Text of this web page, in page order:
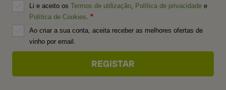
Li e aceito os Termos de utilização Política de privacidade e
Política de Cookies
Ao criar a sua conta, aceita receber as melhores ofertas de
vinho por email.